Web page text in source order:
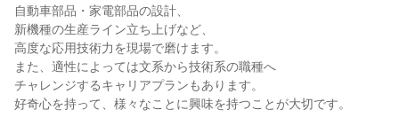
自動車部品・家電部品の設計、
新機種の生産ライン立ち上げなど、
高度な応用技術力を現場で磨けます。
また、適性によっては文系から技術系の職種へ
チャレンジするキャリアプランもあります。
好奇心を持って、様々なことに興味を持つことが大切です。